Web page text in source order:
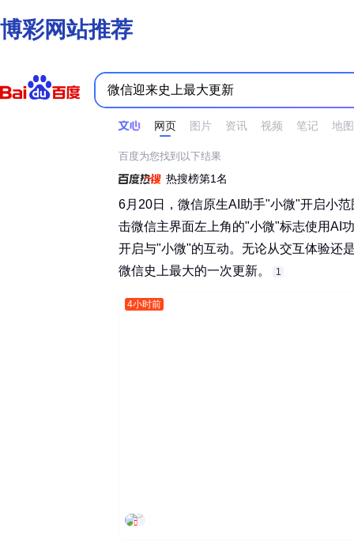
博彩网站推荐
网页 图片 资讯 视频 笔记 地图
时间不限 所有网页和文件 站点内检索
百度为您找到以下结果
热搜榜第1名
6月20日，微信原生AI助手"小微"开启小
击微信主界面左上角的"小微"标志使用AI
开启与"小微"的互动。无论从交互体验还
微信史上最大的一次更新。‌‌
1
4小时前
界面新闻